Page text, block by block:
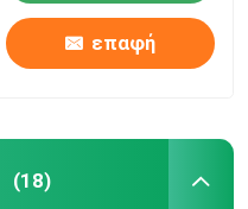
επαφή
(18)